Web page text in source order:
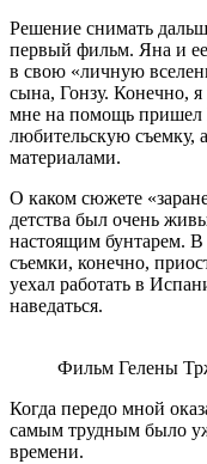
Решение снимать
первый фильм. Яна и
в свою «личную
сына, Гонзу. Конечно,
мне на помощь пришел
любительскую съемку,
материалами.
О каком сюжете
детства был очень
настоящим бунтарем. В
съемки, конечно,
уехал работать в
наведаться.
Фильм Гелены
Когда передо мной
самым трудным было
времени.